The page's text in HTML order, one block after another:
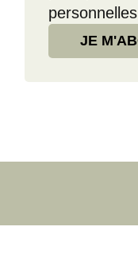
personnelles